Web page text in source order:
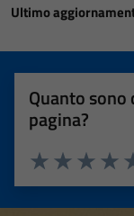
Ultimo
Quanto
pagina?
Valuta 3
Valuta 2
Valuta 1 stelle